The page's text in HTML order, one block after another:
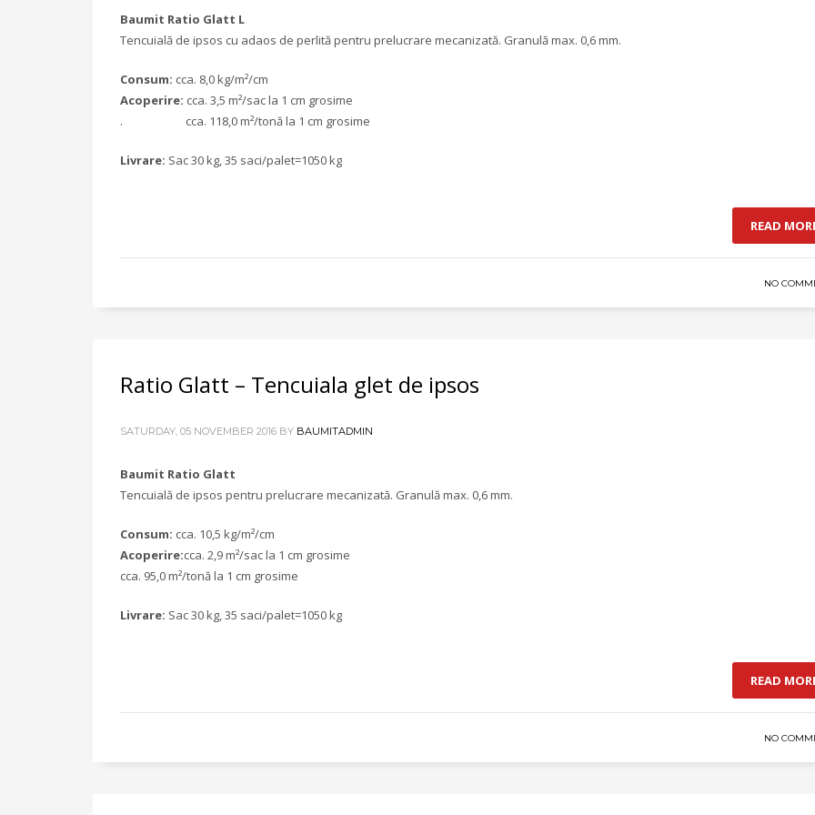
Baumit Ratio Glatt L
Tencuială de ipsos cu adaos de perlită pentru prelucrare mecanizată. Granulă max. 0,6 mm.
Consum: cca. 8,0 kg/m²/cm
Acoperire: cca. 3,5 m²/sac la 1 cm grosime
. cca. 118,0 m²/tonă la 1 cm grosime
Livrare: Sac 30 kg, 35 saci/palet=1050 kg
READ
NO
Ratio Glatt – Tencuiala glet de ipsos
SATURDAY, 05 NOVEMBER 2016 BY BAUMITADMIN
Baumit Ratio Glatt
Tencuială de ipsos pentru prelucrare mecanizată. Granulă max. 0,6 mm.
Consum: cca. 10,5 kg/m²/cm
Acoperire:cca. 2,9 m²/sac la 1 cm grosime
cca. 95,0 m²/tonă la 1 cm grosime
Livrare: Sac 30 kg, 35 saci/palet=1050 kg
READ
NO